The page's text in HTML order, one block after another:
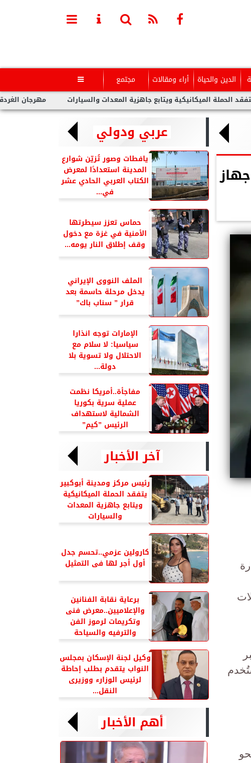
الدين والحياة أراء ومقالات مجتمع 
مهرجان الغردقة الميكانيكية ويتابع جاهزية المعدات والسيارات
إدارة
زاعمًا أنه استُخدم
عربي ودولي
يافطات وصور تُزيّن شوارع
المدينة استعدادًا لمعرض
الكتاب العربي الحادي عشر
في...
حماس تعزز سيطرتها
الأمنية في غزة مع دخول
وقف إطلاق النار يومه...
الملف النووى الإيراني
يدخل مرحلة حاسمة بعد
قرار ” سناب باك”
الإمارات توجه انذارا
سياسيا: لا سلام مع
الاحتلال ولا تسوية بلا
دولة...
مفاجأة..أمريكا نظمت
عملية سرية بكوريا
الشمالية لاستهداف
الرئيس ”كيم”
آخر الأخبار
رئيس مركز ومدينة أبوكبير
يتفقد الحملة الميكانيكية
ويتابع جاهزية المعدات
والسيارات
كارولين عزمي..تحسم جدل
أول أجر لها فى التمثيل
برعاية نقابة الفنانين
والإعلاميين..معرض فنى
وتكريمات لرموز الفن
والترفيه والسياحة
وكيل لجنة الإسكان بمجلس
النواب يتقدم بطلب إحاطة
لرئيس الوزارء ووزيرى
النقل...
أهم الأخبار